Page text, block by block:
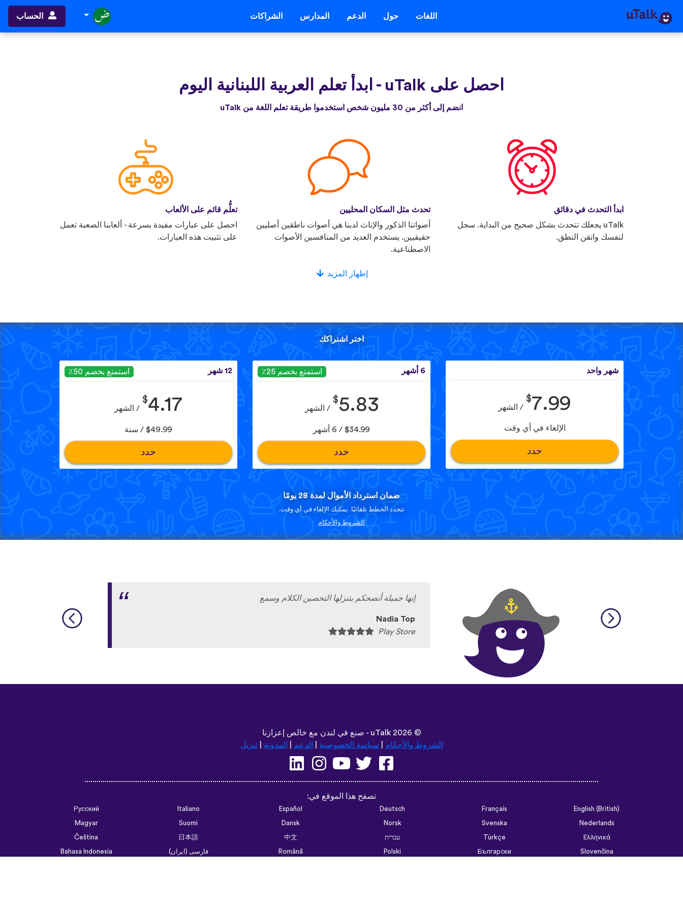
اللغات حول الدعم المدارس الشراكات الحساب
احصل على uTalk - ابدأ تعلم العربية اللبنانية اليوم
انضم إلى أكثر من 30 مليون شخص استخدموا طريقة تعلم اللغة من uTalk
ابدأ التحدث في دقائق
uTalk يجعلك تتحدث بشكل صحيح من البداية. سجل
لنفسك واتقن النطق.
تحدث مثل السكان المحليين
أصواتنا الذكور والإناث لدينا هي أصوات ناطقين أصليين
حقيقيين. يستخدم العديد من المنافسين الأصوات
الاصطناعية.
تعلُّم قائم على الألعاب
احصل على عبارات مفيدة بسرعة - ألعابنا الصعبة تعمل
على تثبيت هذه العبارات.
إظهار المزيد
اختر اشتراكك
شهر واحد
$7.99 / الشهر
الإلغاء في أي وقت
حدد
6 أشهر استمتع بخصم 25٪
$5.83 / الشهر
$34.99 / 6 أشهر
حدد
12 شهر استمتع بخصم 50٪
$4.17 / الشهر
$49.99 / سنة
حدد
ضمان استرداد الأموال لمدة 28 يومًا
تتجدد الخطط تلقائيًا. يمكنك الإلغاء في أي وقت.
الشروط والأحكام
إنها جميلة أنصحكم بتنزلها التحصين الكلام وسمع
Nadia Top
Play Store
©
uTalk2026 - صنع في لندن مع خالص إعزازنا
الشروط والأحكام
سياسة الخصوصية الدعم المدونة |تنزيل
تصفح هذا الموقع في:
English (British)
Français
Deutsch
Español
Italiano
Русский
Nederlands
Svenska
Norsk
Dansk
Suomi
Magyar
Ελληνικά
Türkçe עברית 中文
日本語
Čeština
Slovenčina
Български
Polski
Română فارسی (ایران)
Bahasa Indonesia